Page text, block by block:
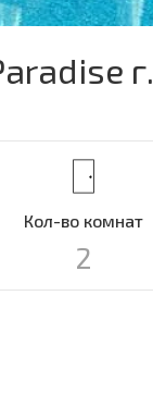
Кол-во комнат
2